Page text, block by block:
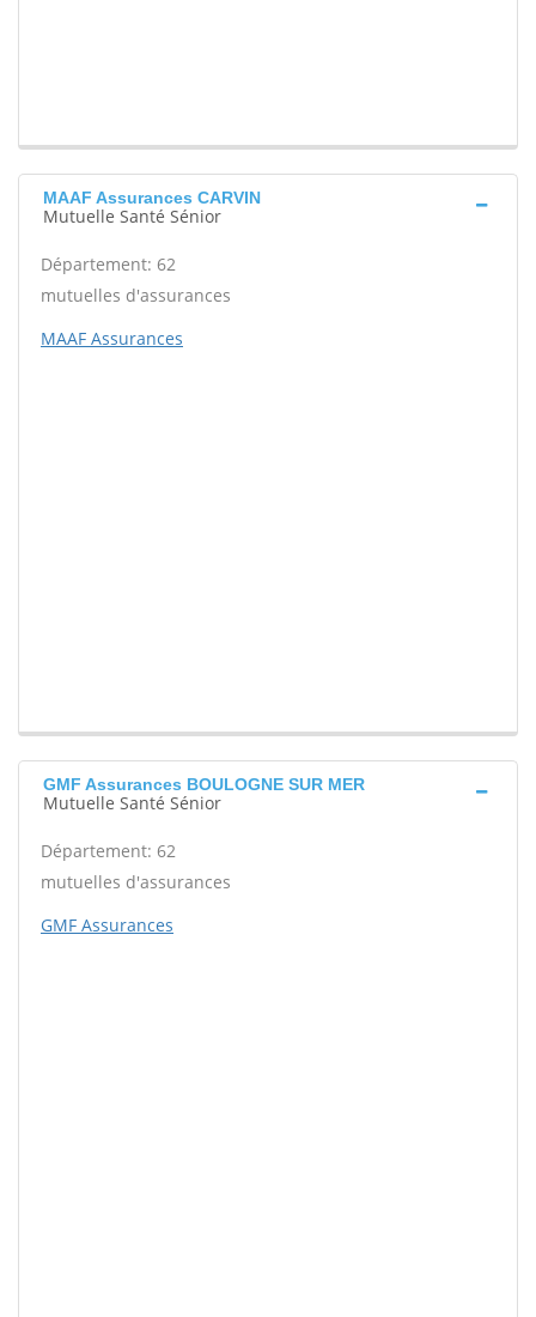
MAAF Assurances CARVIN
Mutuelle Santé Sénior
Département: 62
mutuelles d'assurances
MAAF Assurances
GMF Assurances BOULOGNE SUR MER
Mutuelle Santé Sénior
Département: 62
mutuelles d'assurances
GMF Assurances